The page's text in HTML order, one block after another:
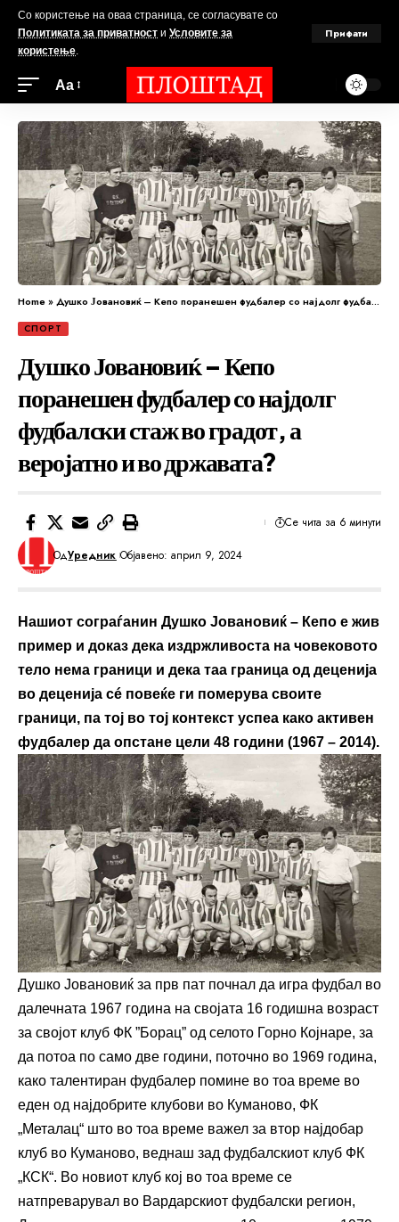
Со користење на оваа страница, се согласувате со
Политиката за приватност и Условите за
користење.
Прифати
Аа
Home»Душко Јовановиќ – Кепо поранешен фудбалер со најдолг фудбалски стаж во градот, а веројатно и во државата?
СПОРТ
Душко Јовановиќ – Кепо
поранешен фудбалер со најдолг
фудбалски стаж во градот, а
веројатно и во државата?
ОдУредник Објавено: април 9, 2024
Се чита за 6 минути
Нашиот сограѓанин Душко Јовановиќ – Кепо е жив
пример и доказ дека издржливоста на човековото
тело нема граници и дека таа граница од деценија
во деценија сé повеќе ги померува своите
граници, па тој во тој контекст успеа како активен
фудбалер да опстане цели 48 години (1967 – 2014).
Душко Јовановиќ за прв пат почнал да игра фудбал во
далечната 1967 година на својата 16 годишна возраст
за својот клуб ФК ”Борац” од селото Горно Којнаре, за
да потоа по само две години, поточно во 1969 година,
како талентиран фудбалер помине во тоа време во
еден од најдобрите клубови во Куманово, ФК
„Металац“ што во тоа време важел за втор најдобар
клуб во Куманово, веднаш зад фудбалскиот клуб ФК
„КСК“. Во новиот клуб кој во тоа време се
натпреварувал во Вардарскиот фудбалски регион,